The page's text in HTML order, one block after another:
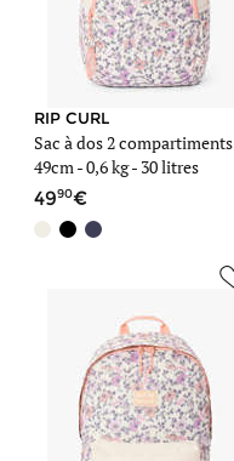
RIP CURL
Sac à dos 2 compartiments
49cm -0,6 kg- 30 litres
4990